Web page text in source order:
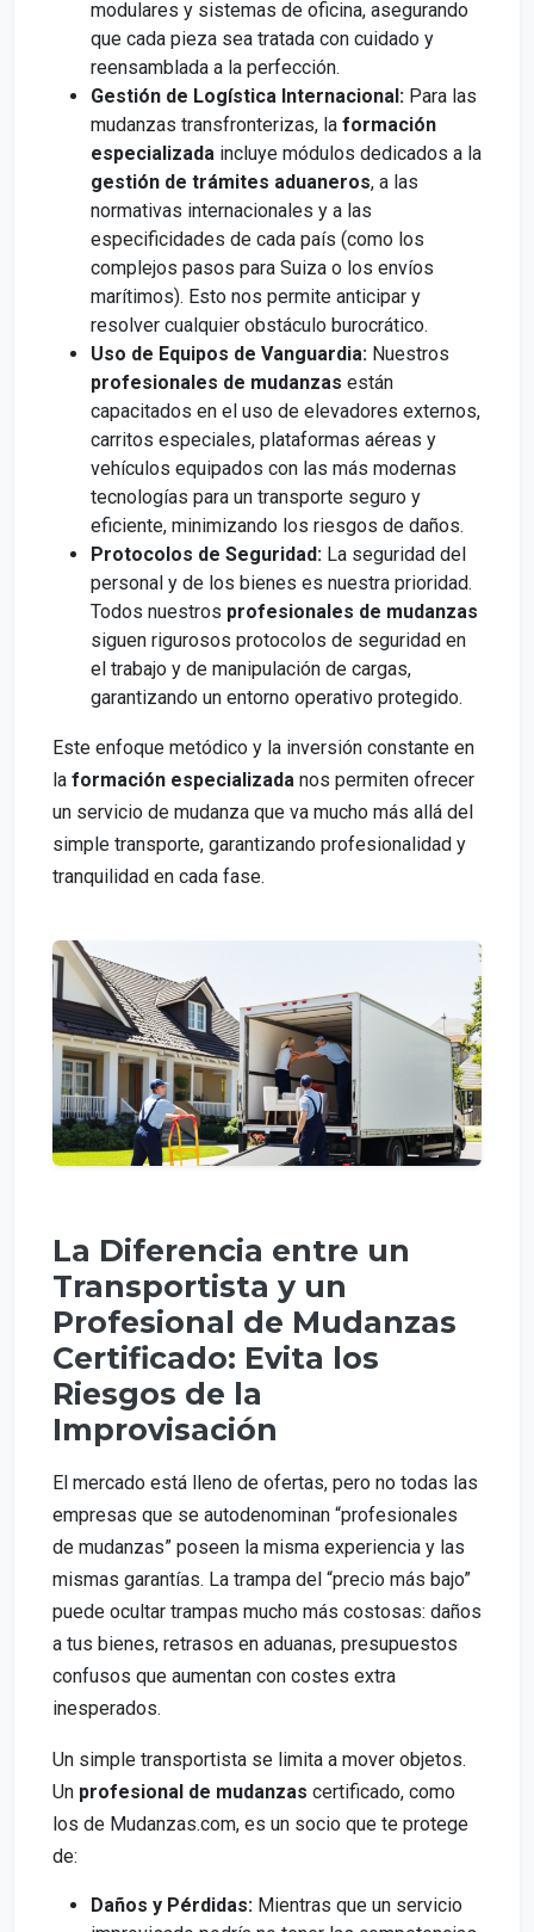
modulares y sistemas de oficina, asegurando
que cada pieza sea tratada con cuidado y
reensamblada a la perfección.
Gestión de Logística Internacional: Para las
mudanzas transfronterizas, la formación
especializada incluye módulos dedicados a la
gestión de trámites aduaneros, a las
normativas internacionales y a las
especificidades de cada país (como los
complejos pasos para Suiza o los envíos
marítimos). Esto nos permite anticipar y
resolver cualquier obstáculo burocrático.
Uso de Equipos de Vanguardia: Nuestros
profesionales de mudanzas están
capacitados en el uso de elevadores externos,
carritos especiales, plataformas aéreas y
vehículos equipados con las más modernas
tecnologías para un transporte seguro y
eficiente, minimizando los riesgos de daños.
Protocolos de Seguridad: La seguridad del
personal y de los bienes es nuestra prioridad.
Todos nuestros profesionales de mudanzas
siguen rigurosos protocolos de seguridad en
el trabajo y de manipulación de cargas,
garantizando un entorno operativo protegido.
Este enfoque metódico y la inversión constante en
la formación especializada nos permiten ofrecer
un servicio de mudanza que va mucho más allá del
simple transporte, garantizando profesionalidad y
tranquilidad en cada fase.
La Diferencia entre un
Transportista y un
Profesional de Mudanzas
Certificado: Evita los
Riesgos de la
Improvisación
El mercado está lleno de ofertas, pero no todas las
empresas que se autodenominan “profesionales
de mudanzas” poseen la misma experiencia y las
mismas garantías. La trampa del “precio más bajo”
puede ocultar trampas mucho más costosas: daños
a tus bienes, retrasos en aduanas, presupuestos
confusos que aumentan con costes extra
inesperados.
Un simple transportista se limita a mover objetos.
Un profesional de mudanzas certificado, como
los de Mudanzas.com, es un socio que te protege
de:
Daños y Pérdidas: Mientras que un servicio